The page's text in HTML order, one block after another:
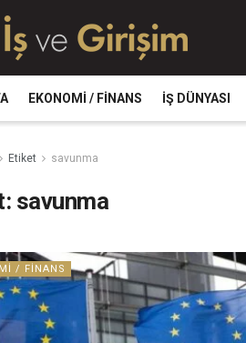
EKONOMI / FINANS İŞ DÜNYASI
Etiket savunma
savunma
/ FINANS